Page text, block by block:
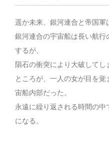
遥か未来、銀河連合と帝国軍
銀河連合の宇宙船は長い航
するが、
隕石の衝突により大破してし
ところが、一人の女が目を
宙船内部だった。
永遠に繰り返される時間の
になる。